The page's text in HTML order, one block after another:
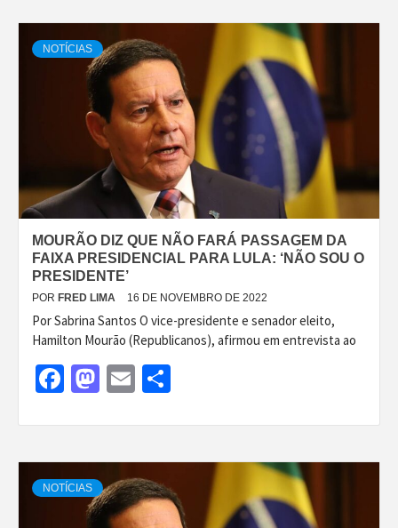
NOTÍCIAS
MOURÃO DIZ QUE NÃO FARÁ PASSAGEM DA
FAIXA PRESIDENCIAL PARA LULA: ‘NÃO SOU O
PRESIDENTE’
POR FRED LIMA 16 DE NOVEMBRO DE 2022
Por Sabrina Santos O vice-presidente e senador eleito,
Hamilton Mourão (Republicanos), afirmou em entrevista ao
Facebook
Mastodon
Email
NOTÍCIAS